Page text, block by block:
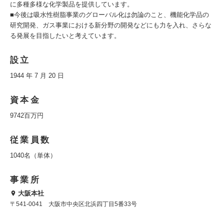
に多種多様な化学製品を提供しています。
■今後は吸水性樹脂事業のグローバル化は勿論のこと、機能化学品の
研究開発、ガス事業における新分野の開発などにも力を入れ、さらな
る発展を目指したいと考えています。
設立
1944 年 7 月 20 日
資本金
9742百万円
従業員数
1040名（単体）
事業所
大阪本社
〒541-0041 大阪市中央区北浜四丁目5番33号